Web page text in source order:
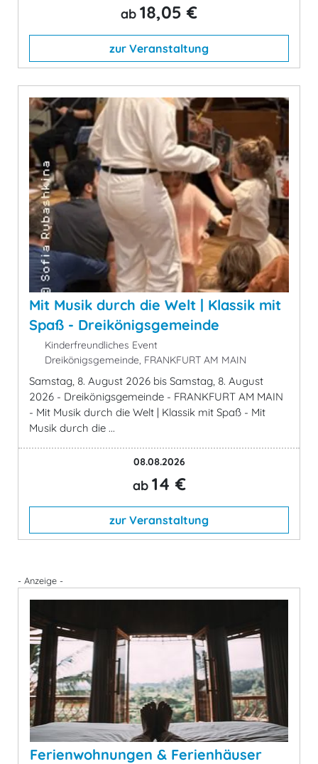
ab 18,05 €
zur Veranstaltung
Mit Musik durch die Welt | Klassik mit
Spaß - Dreikönigsgemeinde
Kinderfreundliches Event
Dreikönigsgemeinde, FRANKFURT AM MAIN
Samstag, 8. August 2026 bis Samstag, 8. August
2026 - Dreikönigsgemeinde - FRANKFURT AM MAIN
- Mit Musik durch die Welt | Klassik mit Spaß - Mit
Musik durch die ...
08.08.2026
ab 14 €
zur Veranstaltung
- Anzeige -
Ferienwohnungen & Ferienhäuser